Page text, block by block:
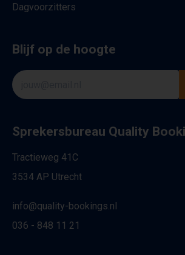
Dagvoorzitters
Blijf op de hoogte
Sprekersbureau Quality
Tractieweg 41C
3534 AP Utrecht
info@quality-bookings.nl
036 - 848 11 21